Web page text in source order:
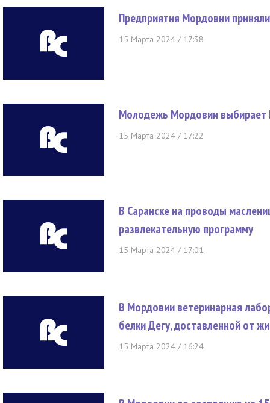
Предприятия Мордовии
15 Марта 2024 / 17:38
Молодежь Мордовии выбирает
15 Марта 2024 / 17:22
В Саранске на проводы
развлекательную программу
15 Марта 2024 / 17:01
В Мордовии ветеринарная
белки Дегу, доставленной от
15 Марта 2024 / 16:24